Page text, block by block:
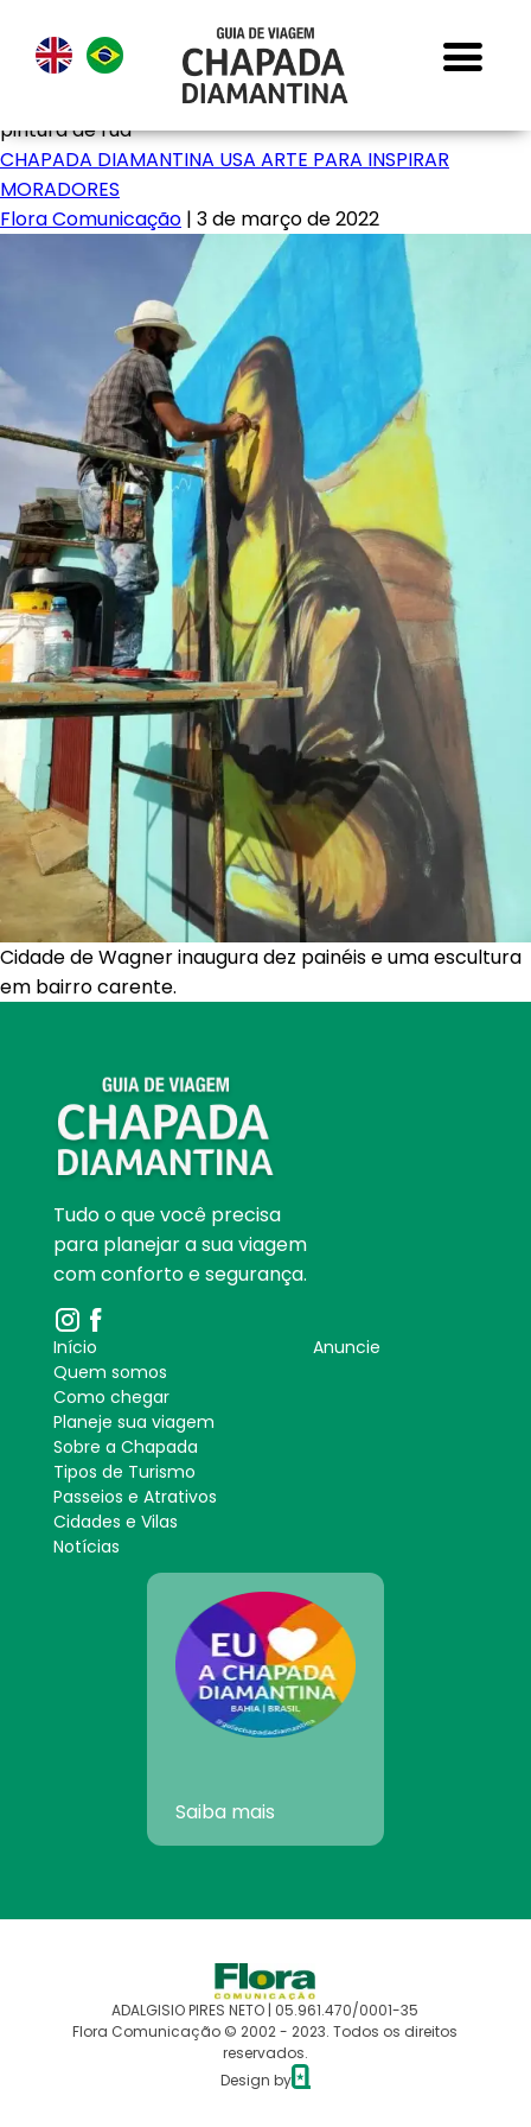
pintura de rua
CHAPADA DIAMANTINA USA ARTE PARA INSPIRAR
MORADORES
Flora Comunicação | 3 de março de 2022
Cidade de Wagner inaugura dez painéis e uma escultura
em bairro carente.
Tudo o que você precisa
para planejar a sua viagem
com conforto e segurança.
Início
Quem somos
Como chegar
Planeje sua viagem
Sobre a Chapada
Tipos de Turismo
Passeios e Atrativos
Cidades e Vilas
Notícias
Anuncie
Saiba mais
ADALGISIO PIRES NETO | 05.961.470/0001-35
Flora Comunicação © 2002 - 2023. Todos os direitos
reservados.
Design by